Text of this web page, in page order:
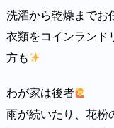
洗濯から乾燥までお
衣類をコインランド
方も
わが家は後者
雨が続いたり、花粉